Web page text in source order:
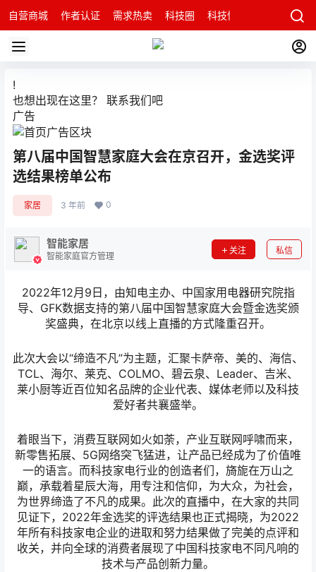
自营商城 作者认证 需求热卖 科技圈 科技快讯 智能科技问
!
也想出现在这里？ 联系我们吧
广告
第八届中国智慧家庭大会在京召开，金选奖评
选结果榜单公布
家居 3 年前 0
智能家居
智能家庭官方管理
关注 私信
2022年12月9日，由知电主办、中国家用电器研究院指
导、GFK数据支持的第八届中国智慧家庭大会暨金选奖颁
奖盛典，在北京以线上直播的方式隆重召开。
此次大会以“缔造不凡”为主题，汇聚卡萨帝、美的、海信、
TCL、海尔、莱克、COLMO、碧云泉、Leader、吉米、
莱小厨等近百位知名品牌的企业代表、媒体老师以及科技
爱好者共襄盛举。
着眼当下，消费互联网如火如荼，产业互联网呼啸而来，
新零售拓展、5G网络突飞猛进，让产品已经成为了价值唯
一的语言。而科技家电行业的创造者们，旖旎在万山之
巅，承载着星辰大海，用专注和信仰，为大众，为社会，
为世界缔造了不凡的成果。此次的直播中，在大家的共同
见证下，2022年金选奖的评选结果也正式揭晓，为2022
年所有科技家电企业的进取和努力结果做了完美的点评和
收关，并向全球的消费者展现了中国科技家电不同凡响的
技术与产品创新力量。